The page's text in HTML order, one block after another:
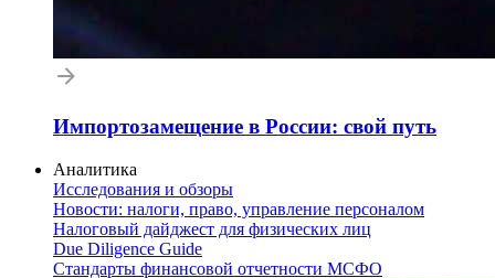
Импортозамещение в России: свой путь
Аналитика
Исследования и обзоры
Новости: налоги, право, управление персоналом
Налоговый дайджест для физических лиц
Due Diligence Guide
Стандарты финансовой отчетности МСФО